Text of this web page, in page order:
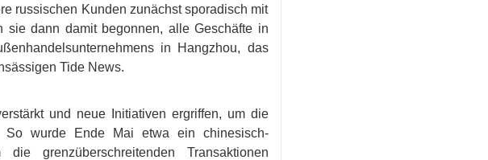
russischen Kunden zunächst sporadisch mit
dann damit begonnen, alle Geschäfte in
in Hangzhou, das
Tide News.
und neue Initiativen ergriffen, um die
So wurde Ende Mai etwa ein chinesisch-
die grenzüberschreitenden Transaktionen